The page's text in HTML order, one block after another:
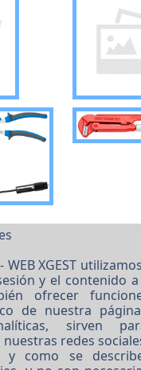
WEB XGEST
y el contenido
ofrecer
de nuestra
sirven
redes
y como se